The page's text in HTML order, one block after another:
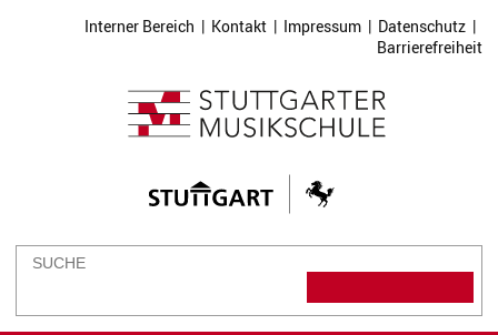
Interner Bereich | Kontakt | Impressum | Datenschutz |
Barrierefreiheit